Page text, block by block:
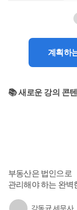
계획하
📚 새로운 강의 콘
부동산은 법인으로
관리해야 하는 완벽
강동균 세무사